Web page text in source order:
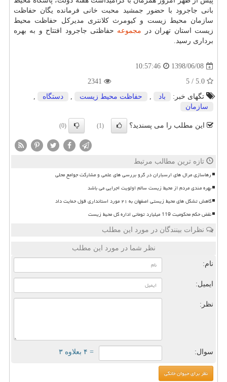
بانی جاجرود با حضور جمشید محبت خانی فرمانده یگان حفاظت
سازمان محیط زیست و كیومرث كلانتری مدیركل حفاظت محیط
زیست استان تهران در مجموعه حفاظتی جاجرود افتتاح و به بهره
برداری رسید.
1398/06/08
10:57:46
تگهای خبر:
باد , حفاظت محیط زیست , دستگاه
,
سازمان
این مطلب را می پسندید؟ (1)
(0)
تازه ترین مطالب مرتبط
رهاسازی مرال های ارسباران در گرو بررسی های علمی و مشارکت جوامع محلی
بهره مندی مردم از محیط زیست سالم اولویت اجرایی می باشد
کاهش تشکل های محیط زیستی اصفهان به ۲۱ مورد استانداری قول حمایت داد
نقض حکم محکومیت 119 میلیارد تومانی اداره کل محیط زیست
نظرات بینندگان در مورد این مطلب
نظر شما در مورد این مطلب
نام:
ایمیل:
نظر:
سوال: = ۴ بعلاوه ۳